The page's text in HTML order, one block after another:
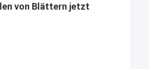
von Blättern jetzt